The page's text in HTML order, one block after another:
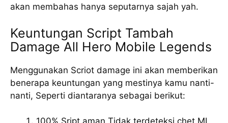
akan membahas hanya seputarnya sajah yah.
Keuntungan Script Tambah
Damage All Hero Mobile Legends
Menggunakan Scriot damage ini akan memberikan
benerapa keuntungan yang mestinya kamu nanti-
nanti, Seperti diantaranya sebagai berikut:
100% Sript aman Tidak terdeteksi chet ML